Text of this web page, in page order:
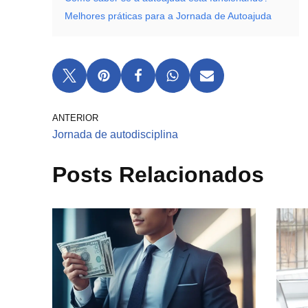
Melhores práticas para a Jornada de Autoajuda
ANTERIOR
Jornada de autodisciplina
Posts Relacionados